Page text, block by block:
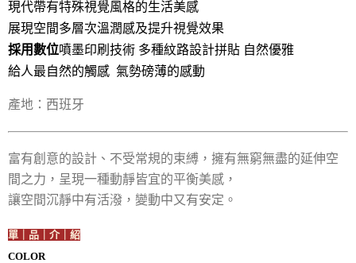
現代帶有特殊視覺風格的生活美感
展現空間多層次溫潤感及提升視覺效果
採用數位噴墨印刷技術 多種紋路設計拼貼 自然優雅
給人最自然的觸感 氣勢磅薄的感動
產地：西班牙
富有創意的設計、不受常規的束縛，擁有無窮無盡的延伸空
間之力，呈現一種動靜皆宜的平衡美感，
讓空間沉靜中有活潑，變動中又有安定。
單｜品｜介｜紹
COLOR